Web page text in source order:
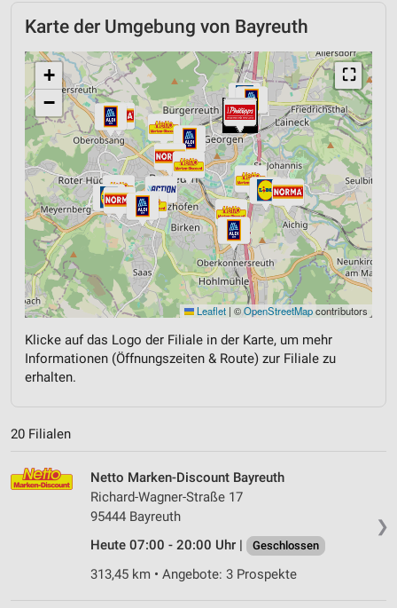
Karte der Umgebung von Bayreuth
⛶
+
−
Leaflet | ©OpenStreetMapcontributors
Klicke auf das Logo der Filiale in der Karte, um mehr
Informationen (Öffnungszeiten & Route) zur Filiale zu
erhalten.
20 Filialen
❯
Netto Marken-Discount Bayreuth
Richard-Wagner-Straße 17
95444 Bayreuth
Heute 07:00 - 20:00 Uhr |
Geschlossen
313,45 km • Angebote: 3 Prospekte